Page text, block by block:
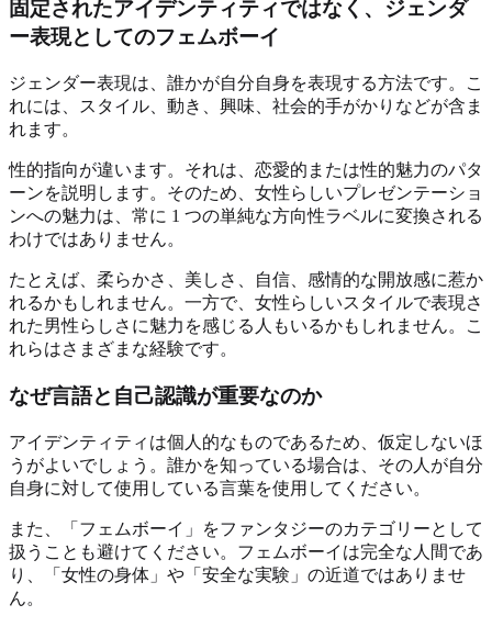
固定されたアイデンティティではなく、ジェンダ
ー表現としてのフェムボーイ
ジェンダー表現は、誰かが自分自身を表現する方法です。こ
れには、スタイル、動き、興味、社会的手がかりなどが含ま
れます。
性的指向が違います。それは、恋愛的または性的魅力のパタ
ーンを説明します。そのため、女性らしいプレゼンテーショ
ンへの魅力は、常に 1 つの単純な方向性ラベルに変換される
わけではありません。
たとえば、柔らかさ、美しさ、自信、感情的な開放感に惹か
れるかもしれません。一方で、女性らしいスタイルで表現さ
れた男性らしさに魅力を感じる人もいるかもしれません。こ
れらはさまざまな経験です。
なぜ言語と自己認識が重要なのか
アイデンティティは個人的なものであるため、仮定しないほ
うがよいでしょう。誰かを知っている場合は、その人が自分
自身に対して使用している言葉を使用してください。
また、「フェムボーイ」をファンタジーのカテゴリーとして
扱うことも避けてください。フェムボーイは完全な人間であ
り、「女性の身体」や「安全な実験」の近道ではありませ
ん。